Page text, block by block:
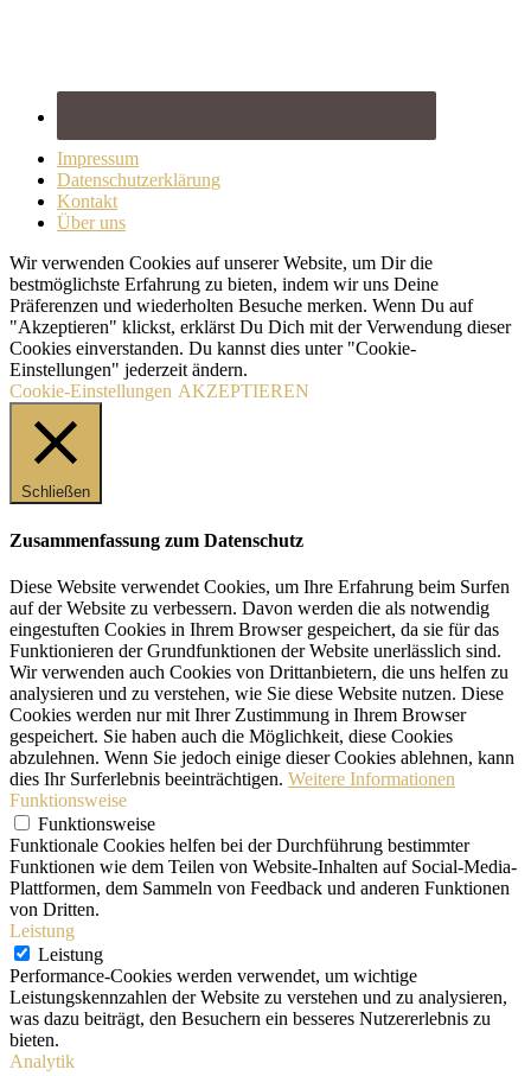
Impressum
Datenschutzerklärung
Kontakt
Über uns
Wir verwenden Cookies auf unserer Website, um Dir die
bestmöglichste Erfahrung zu bieten, indem wir uns Deine
Präferenzen und wiederholten Besuche merken. Wenn Du auf
"Akzeptieren" klickst, erklärst Du Dich mit der Verwendung dieser
Cookies einverstanden. Du kannst dies unter "Cookie-
Einstellungen" jederzeit ändern.
Cookie-Einstellungen AKZEPTIEREN
Schließen
Zusammenfassung zum Datenschutz
Diese Website verwendet Cookies, um Ihre Erfahrung beim Surfen
auf der Website zu verbessern. Davon werden die als notwendig
eingestuften Cookies in Ihrem Browser gespeichert, da sie für das
Funktionieren der Grundfunktionen der Website unerlässlich sind.
Wir verwenden auch Cookies von Drittanbietern, die uns helfen zu
analysieren und zu verstehen, wie Sie diese Website nutzen. Diese
Cookies werden nur mit Ihrer Zustimmung in Ihrem Browser
gespeichert. Sie haben auch die Möglichkeit, diese Cookies
abzulehnen. Wenn Sie jedoch einige dieser Cookies ablehnen, kann
dies Ihr Surferlebnis beeinträchtigen. Weitere Informationen
Funktionsweise
Funktionsweise
Funktionale Cookies helfen bei der Durchführung bestimmter
Funktionen wie dem Teilen von Website-Inhalten auf Social-Media-
Plattformen, dem Sammeln von Feedback und anderen Funktionen
von Dritten.
Leistung
Leistung
Performance-Cookies werden verwendet, um wichtige
Leistungskennzahlen der Website zu verstehen und zu analysieren,
was dazu beiträgt, den Besuchern ein besseres Nutzererlebnis zu
bieten.
Analytik